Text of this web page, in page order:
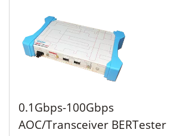
0.1Gbps-100Gbps
AOC/Transceiver BERTester